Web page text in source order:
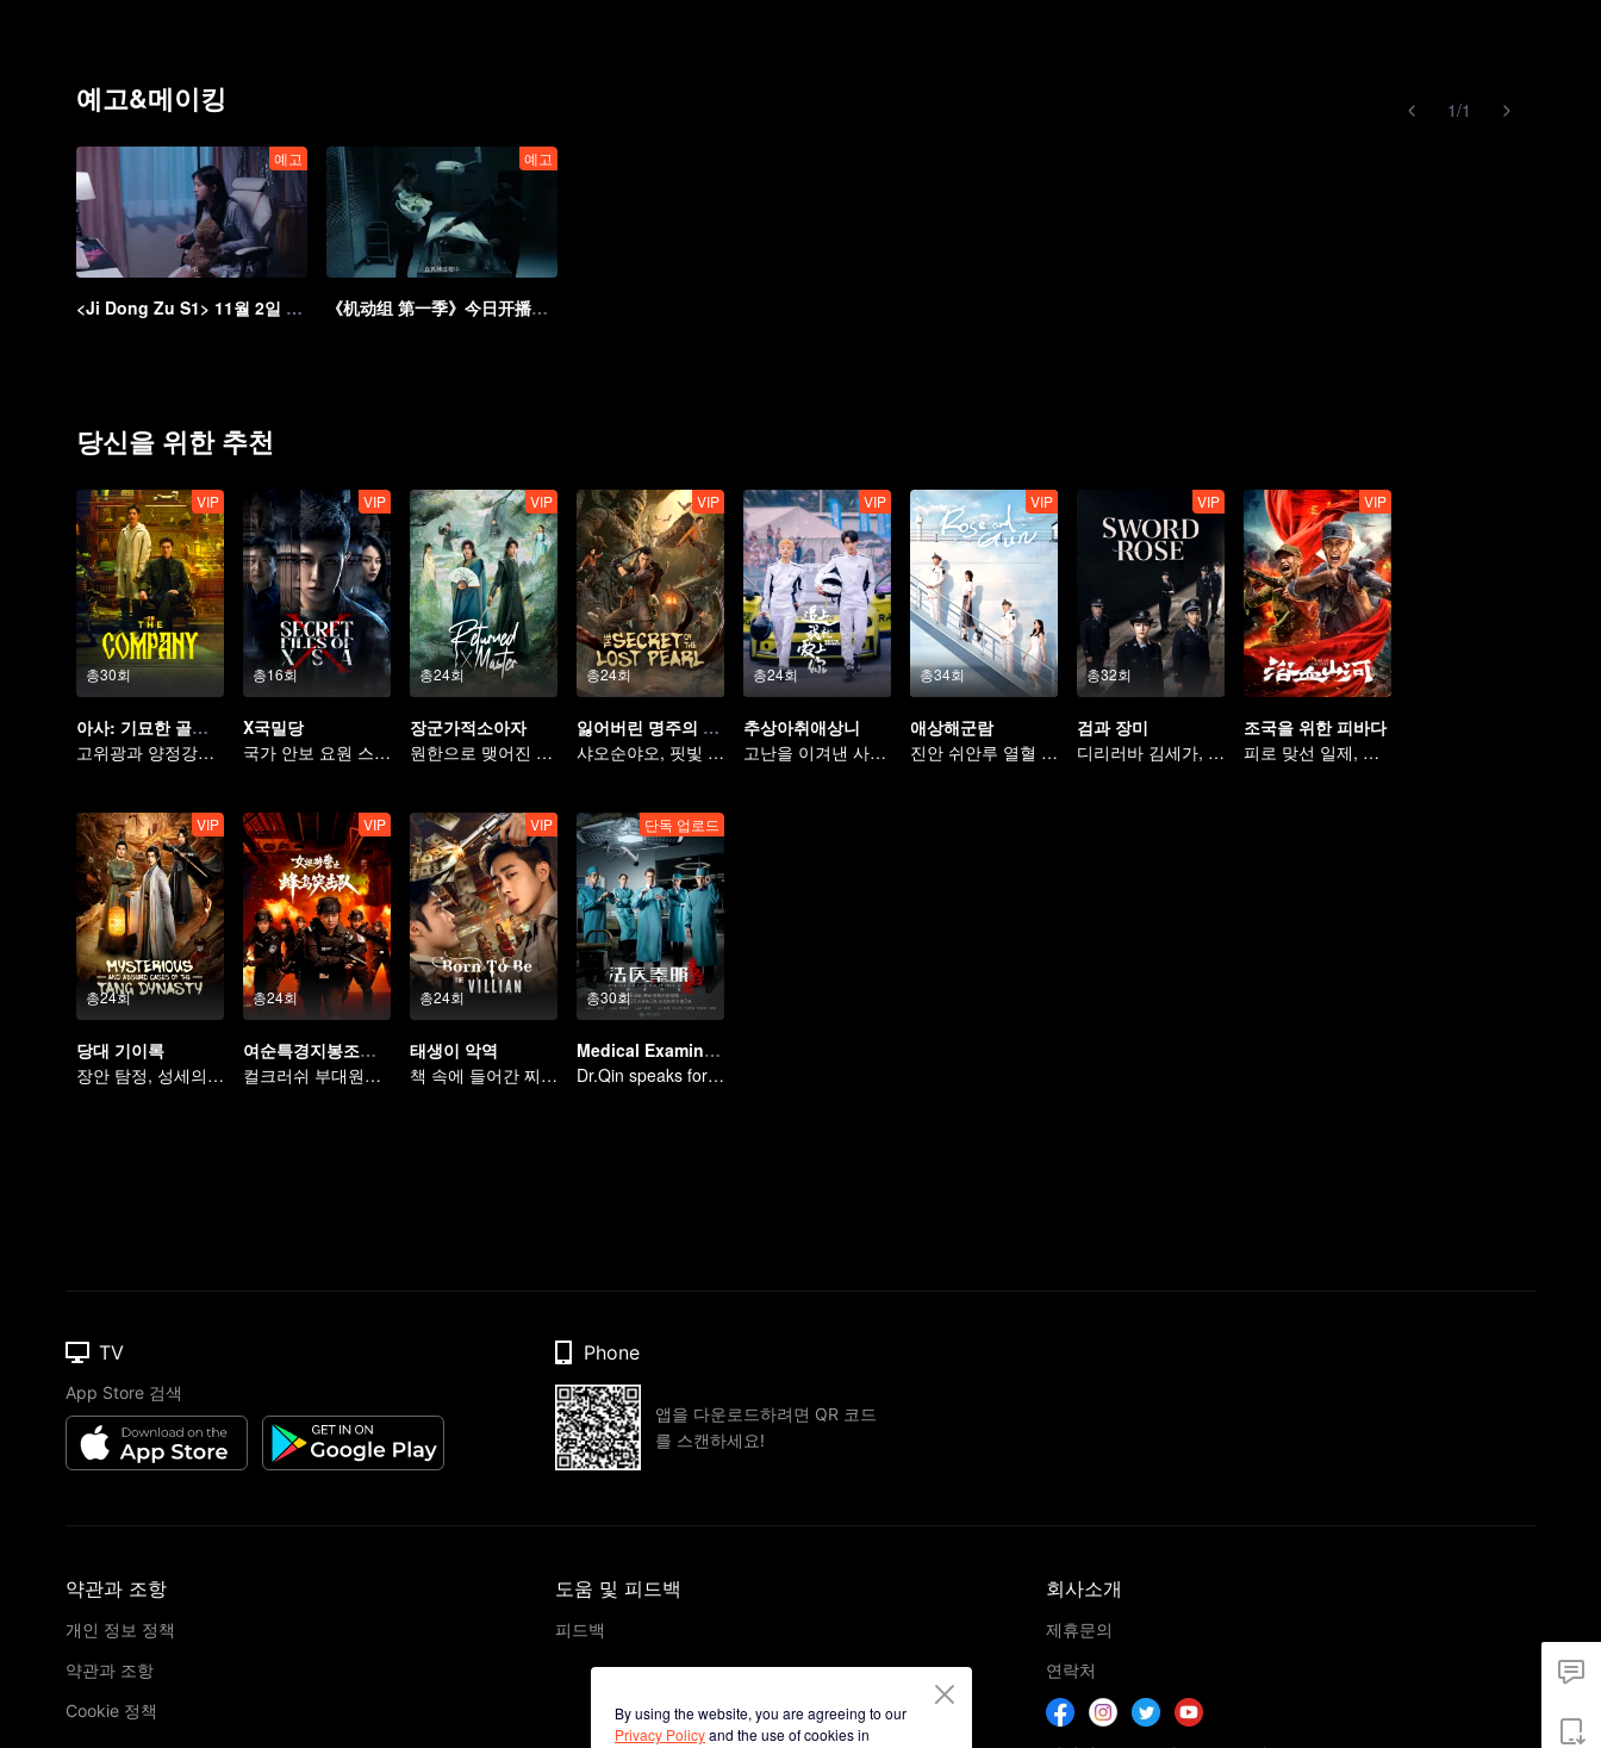
예고&메이킹 1/1
예고
<Ji Dong Zu S1> 11월 2일 방영: 신속하게 범인을 잡아라
예고
《机动组 第一季》今日开播：特战小队集结破获诡谲命案
당신을 위한 추천
총30회
VIP
아사: 기묘한 골동품 가게
고위광과 양정강의 시간 여행
총16회
VIP
X국밀당
국가 안보 요원 스파이의 음모를 분쇄하다
총24회
VIP
장군가적소아자
원한으로 맺어진 인연, 우정이 족쇄가 되다
총24회
VIP
잃어버린 명주의 비밀
샤오순야오, 핏빛 저주를 깨기 위한 보물 사냥에 나서다!
총24회
VIP
추상아취애상니
고난을 이겨낸 사랑, 함께하는 영광
총34회
VIP
애상해군람
진안 쉬안루 열혈 밀리터리 로맨스
총32회
VIP
검과 장미
디리러바 김세가, 아동 납치 추적 이야기
VIP
조국을 위한 피바다
피로 맞선 일제, 산하를 지키리라 맹세하다
총24회
VIP
당대 기이록
장안 탐정, 성세의 미궁을 풀다
총24회
VIP
여순특경지봉조돌격대
컬크러쉬 부대원의 사투를 건 범죄와의 전쟁
총24회
VIP
태생이 악역
책 속에 들어간 찌질남, 미녀들이 덤벼든다
총30회
단독 업로드
Medical Examiner Dr. Qin:The Survivor
Dr.Qin speaks for the dead.
By using the website, you are agreeing to our
Privacy Policyand the use of cookies in
TV
App Store 검색
Phone
앱을 다운로드하려면 QR 코드
를 스캔하세요!
약관과 조항
개인 정보 정책
약관과 조항
Cookie 정책
도움 및 피드백
피드백
회사소개
제휴문의
연락처